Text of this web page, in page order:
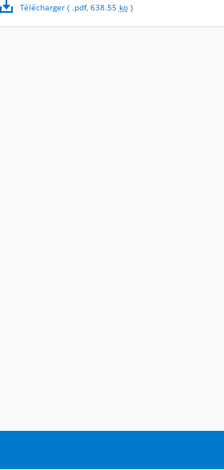
Télécharger( .pdf, 638.55 ko)